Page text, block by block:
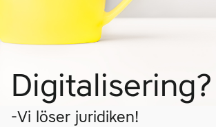
Digitalisering?
-Vi löser juridiken!